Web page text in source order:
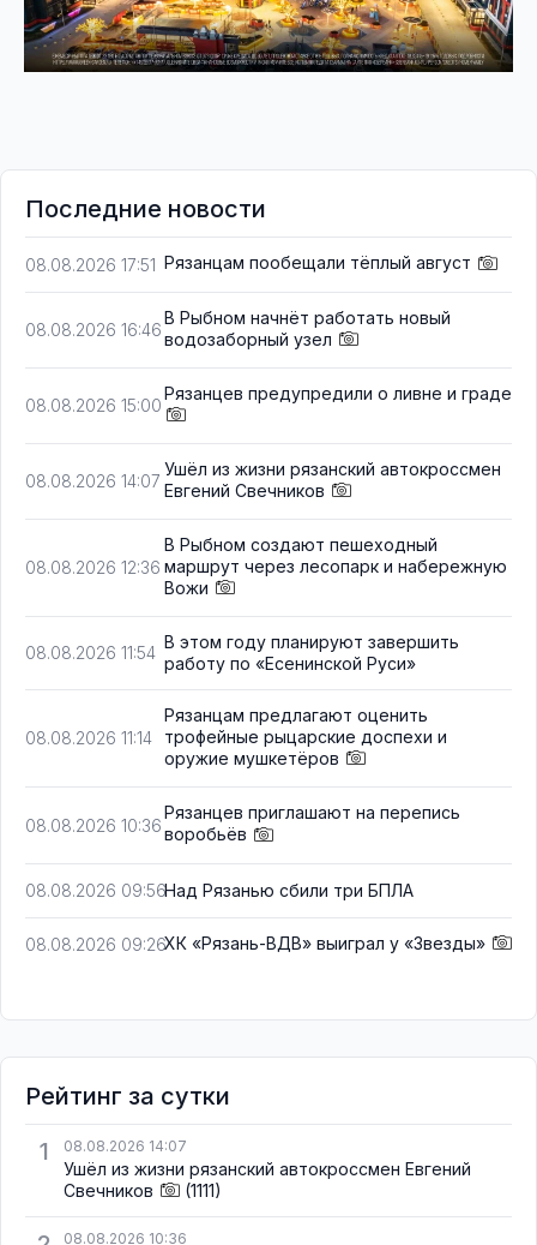
Последние новости
08.08.2026 17:51 Рязанцам пообещали тёплый август
08.08.2026 16:46
В Рыбном начнёт работать новый
водозаборный узел
08.08.2026 15:00
Рязанцев предупредили о ливне и граде
08.08.2026 14:07
Ушёл из жизни рязанский автокроссмен
Евгений Свечников
08.08.2026 12:36
В Рыбном создают пешеходный
маршрут через лесопарк и набережную
Вожи
08.08.2026 11:54
В этом году планируют завершить
работу по «Есенинской Руси»
08.08.2026 11:14
Рязанцам предлагают оценить
трофейные рыцарские доспехи и
оружие мушкетёров
08.08.2026 10:36
Рязанцев приглашают на перепись
воробьёв
08.08.2026 09:56Над Рязанью сбили три БПЛА
08.08.2026 09:26ХК «Рязань-ВДВ» выиграл у «Звезды»
Рейтинг за сутки
1
08.08.2026 14:07
Ушёл из жизни рязанский автокроссмен Евгений
Свечников
(1111)
08.08.2026 10:36